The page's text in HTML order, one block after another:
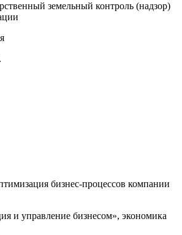
земельный контроль (надзор)
бизнес-процессов компании
и управление бизнесом», экономика